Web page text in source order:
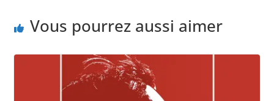
Vous pourrez aussi aimer